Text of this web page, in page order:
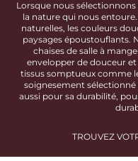
Lorsque nous
la nature qui nous
naturelles, les couleurs
paysages époustouflants.
chaises de salle à
envelopper de douceur
tissus somptueux comme
soignesement
aussi pour sa durabilité,
TROUVEZ